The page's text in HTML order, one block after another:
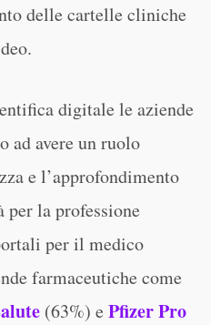
delle cartelle cliniche
digitale le aziende
ad avere un ruolo
e l’approfondimento
la professione
per il medico
farmaceutiche come
(63%) e Pfizer Pro